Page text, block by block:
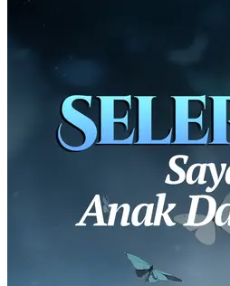
Pengkhianatan Darah,